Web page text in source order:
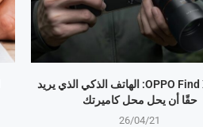
OPPO Find X9 Ultra: الهاتف الذكي الذي يريد
حقًا أن يحل محل كاميرتك
26/04/21